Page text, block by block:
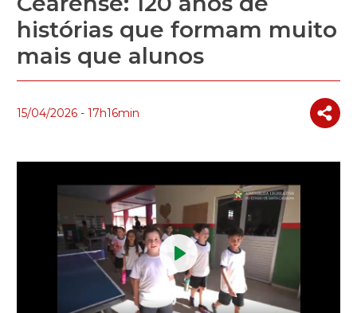
histórias que formam muito
mais que alunos
15/04/2026 - 17h16min
Play